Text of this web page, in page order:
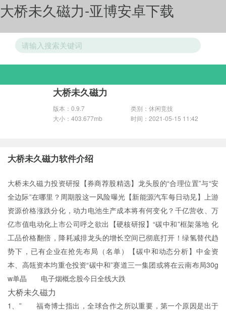
大桥未久磁力-亚博安卓下载
游戏分类
大桥未久磁力
版本：0.9.7
类别：休闲竞技
大小：403.677mb
时间：2021-05-15 11:42
大桥未久磁力软件介绍
大桥未久磁力投资研报【券商荐股精选】龙头股的“合理位置”与“安
全边际”在哪里？周期股这一风险曝光【新能源汽车每日动见】上游
资源价格涨跌分化，动力电池生产成本将有何变化？千亿营收、万
亿市值电动化上市公司呼之欲出【硬核研报】“碳中和”框架落地 化
工品价格翻倍，降耗减排龙头的增长空间已彻底打开！绿氢替代趋
势下，已有企业在抢先布局（名单）【碳中和动态分析】中金资
本、高瓴资本均重仓投资“碳中和”赛道三一集团或将在云南布局30g
w单晶 电子烟概念股今日全线大跌
大桥未久磁力
1、” 福奇博士指出，全球合作之所以重要，第一个原因是出于